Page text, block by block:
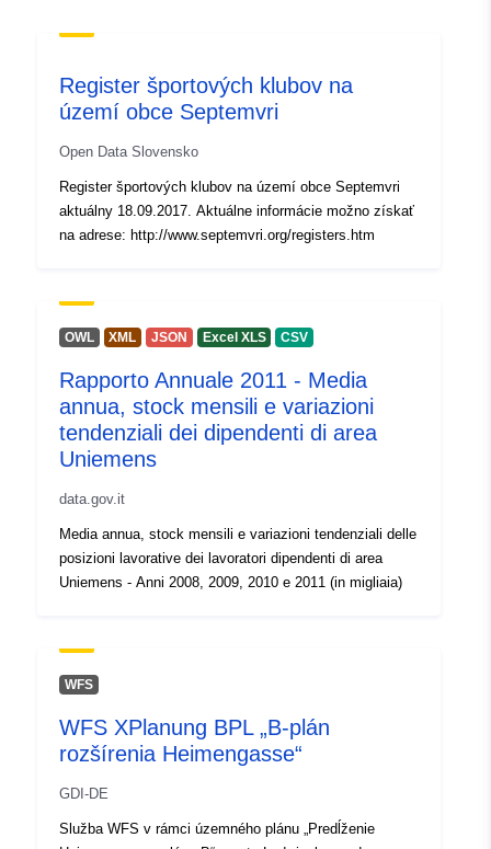
Register športových klubov na
území obce Septemvri
Open Data Slovensko
Register športových klubov na území obce Septemvri
aktuálny 18.09.2017. Aktuálne informácie možno získať
na adrese: http://www.septemvri.org/registers.htm
OWL XML JSON Excel XLS CSV
Rapporto Annuale 2011 - Media
annua, stock mensili e variazioni
tendenziali dei dipendenti di area
Uniemens
data.gov.it
Media annua, stock mensili e variazioni tendenziali delle
posizioni lavorative dei lavoratori dipendenti di area
Uniemens - Anni 2008, 2009, 2010 e 2011 (in migliaia)
WFS
WFS XPlanung BPL „B-plán
rozšírenia Heimengasse“
GDI-DE
Služba WFS v rámci územného plánu „Predĺženie